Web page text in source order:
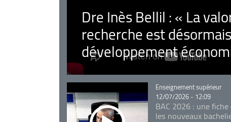
Dre Inès Bellil : « La
recherche est
développement
Catégorie
Enseignement supérieur
12/07/2026 - 12:09
BAC 2026 : une
les nouveaux